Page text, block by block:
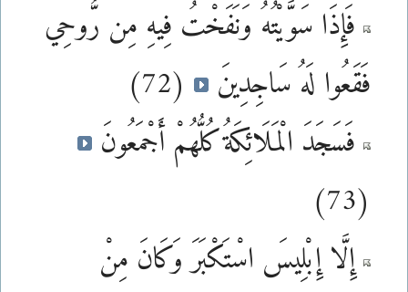
فَإِذَا سَوَّيْتُهُ وَنَفَخْتُ فِيهِ مِن رُّوحِي
فَقَعُوا لَهُ سَاجِدِينَ
(72)
فَسَجَدَ الْمَلَائِكَةُ كُلُّهُمْ أَجْمَعُونَ
(73)
إِلَّا إِبْلِيسَ اسْتَكْبَرَ وَكَانَ مِنْ